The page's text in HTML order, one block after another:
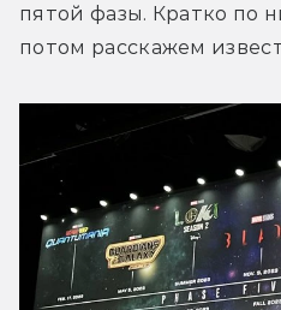
пятой фазы. Кратко по
потом расскажем